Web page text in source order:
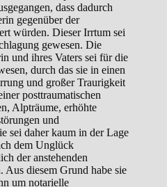
dass dadurch
gegenüber der
würden. Dieser Irrtum sei
gewesen. Die
und ihres Vaters sei für die
durch das sie in einen
und großer Traurigkeit
posttraumatischen
Alpträume, erhöhte
und
sei daher kaum in der Lage
dem Unglück
der anstehenden
Aus diesem Grund habe sie
um notarielle